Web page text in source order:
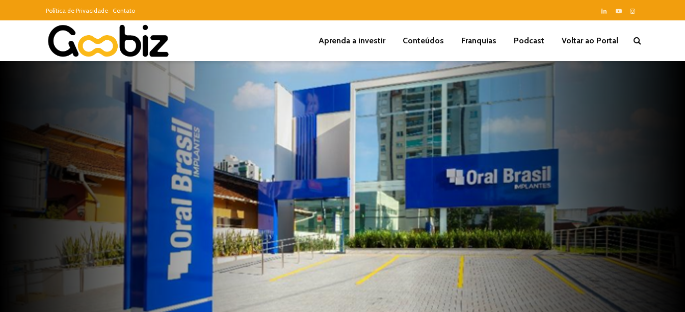
Política de Privacidade Contato
Aprenda a investir Conteúdos Franquias Podcast Voltar ao Portal